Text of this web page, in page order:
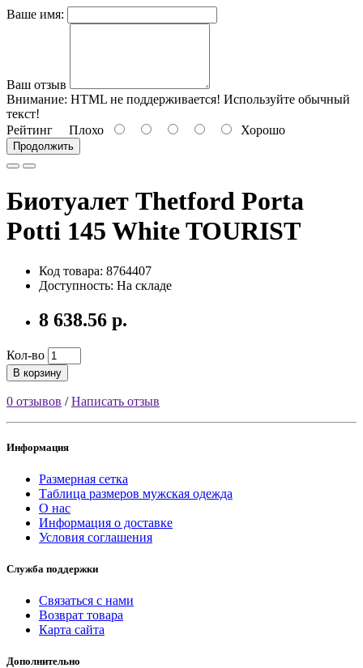
Ваше имя:
Ваш отзыв
Внимание: HTML не поддерживается! Используйте обычный
текст!
Рейтинг Плохо Хорошо
Продолжить
Биотуалет Thetford Porta
Potti 145 White TOURIST
Код товара: 8764407
Доступность: На складе
8 638.56 р.
Кол-во
В корзину
0 отзывов /Написать отзыв
Информация
Размерная сетка
Таблица размеров мужская одежда
О нас
Информация о доставке
Условия соглашения
Служба поддержки
Связаться с нами
Возврат товара
Карта сайта
Дополнительно